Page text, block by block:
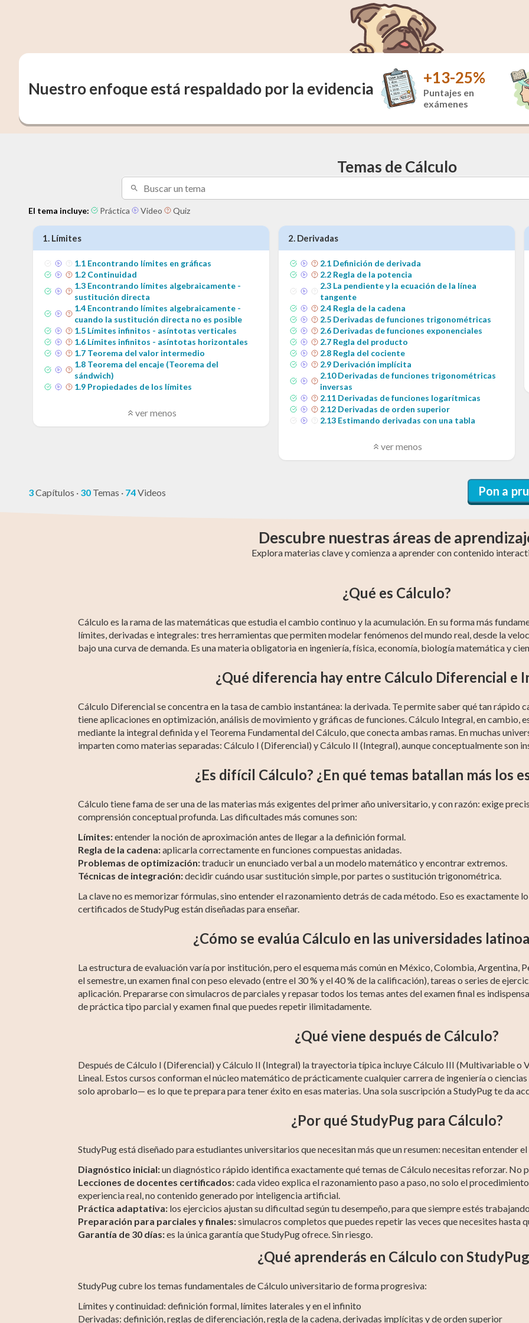
Nuestro enfoque está respaldado por la evidencia
+13-25%
Puntajes en
exámenes
Temas de Cálculo
El tema incluye: Práctica Video Quiz
1. Límites
1.1 Encontrando límites en gráficas
1.2 Continuidad
1.3 Encontrando límites algebraicamente -
sustitución directa
1.4 Encontrando límites algebraicamente -
cuando la sustitución directa no es posible
1.5 Límites infinitos - asíntotas verticales
1.6 Límites infinitos - asíntotas horizontales
1.7 Teorema del valor intermedio
1.8 Teorema del encaje (Teorema del
sándwich)
1.9 Propiedades de los límites
ver menos
2. Derivadas
2.1 Definición de derivada
2.2 Regla de la potencia
2.3 La pendiente y la ecuación de la línea
tangente
2.4 Regla de la cadena
2.5 Derivadas de funciones trigonométricas
2.6 Derivadas de funciones exponenciales
2.7 Regla del producto
2.8 Regla del cociente
2.9 Derivación implícita
2.10 Derivadas de funciones trigonométricas
inversas
2.11 Derivadas de funciones logarítmicas
2.12 Derivadas de orden superior
2.13 Estimando derivadas con una tabla
ver menos
3Capítulos · 30 Temas · 74Videos Pon a
Descubre nuestras áreas de
Explora materias clave y comienza a aprender con contenido
Álgebra Básica
¿Qué es Cálculo?
Cálculo es la rama de las matemáticas que estudia el cambio continuo y la acumulación. En su forma más
límites, derivadas e integrales: tres herramientas que permiten modelar fenómenos del mundo real, desde la
bajo una curva de demanda. Es una materia obligatoria en ingeniería, física, economía, biología matemática y
¿Qué diferencia hay entre Cálculo Diferencial e
Cálculo Diferencial se concentra en la tasa de cambio instantánea: la derivada. Te permite saber qué tan rápido
tiene aplicaciones en optimización, análisis de movimiento y gráficas de funciones. Cálculo Integral, en cambio,
mediante la integral definida y el Teorema Fundamental del Cálculo, que conecta ambas ramas. En muchas
imparten como materias separadas: Cálculo I (Diferencial) y Cálculo II (Integral), aunque conceptualmente son
¿Es difícil Cálculo? ¿En qué temas batallan más los
Cálculo tiene fama de ser una de las materias más exigentes del primer año universitario, y con razón: exige
comprensión conceptual profunda. Las dificultades más comunes son:
Límites:entender la noción de aproximación antes de llegar a la definición formal.
Regla de la cadena:aplicarla correctamente en funciones compuestas anidadas.
Problemas de optimización:traducir un enunciado verbal a un modelo matemático y encontrar extremos.
Técnicas de integración:decidir cuándo usar sustitución simple, por partes o sustitución trigonométrica.
La clave no es memorizar fórmulas, sino entender el razonamiento detrás de cada método. Eso es exactamente
certificados de StudyPug están diseñadas para enseñar.
¿Cómo se evalúa Cálculo en las universidades
La estructura de evaluación varía por institución, pero el esquema más común en México, Colombia, Argentina,
el semestre, un examen final con peso elevado (entre el 30 % y el 40 % de la calificación), tareas o series de
aplicación. Prepararse con simulacros de parciales y repasar todos los temas antes del examen final es
de práctica tipo parcial y examen final que puedes repetir ilimitadamente.
¿Qué viene después de Cálculo?
Después de Cálculo I (Diferencial) y Cálculo II (Integral) la trayectoria típica incluye Cálculo III (Multivariable o
Lineal. Estos cursos conforman el núcleo matemático de prácticamente cualquier carrera de ingeniería o
solo aprobarlo— es lo que te prepara para tener éxito en esas materias. Una sola suscripción a StudyPug te da
¿Por qué StudyPug para Cálculo?
StudyPug está diseñado para estudiantes universitarios que necesitan más que un resumen: necesitan entender
Diagnóstico inicial:un diagnóstico rápido identifica exactamente qué temas de Cálculo necesitas reforzar. No
Lecciones de docentes certificados:cada video explica el razonamiento paso a paso, no solo el
experiencia real, no contenido generado por inteligencia artificial.
Práctica adaptativa: los ejercicios ajustan su dificultad según tu desempeño, para que siempre estés
Preparación para parciales y finales:simulacros completos que puedes repetir las veces que necesites hasta
Garantía de 30 días:es la única garantía que StudyPug ofrece. Sin riesgo.
¿Qué aprenderás en Cálculo con
StudyPug cubre los temas fundamentales de Cálculo universitario de forma progresiva:
Límites y continuidad: definición formal, límites laterales y en el infinito
Derivadas: definición, reglas de diferenciación, regla de la cadena, derivadas implícitas y de orden superior